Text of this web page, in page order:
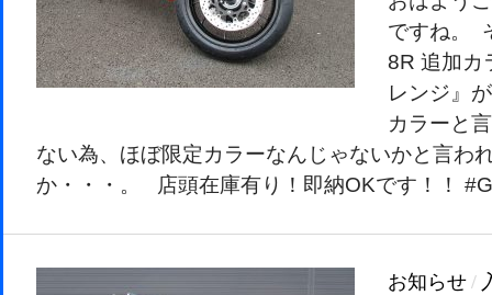
ですね。
8R 追加カ
レンジ』
カラーと
ない為、ほぼ限定カラーなんじゃないかと言わ
か・・・。 店頭在庫有り！即納OKです！！
お知らせ/